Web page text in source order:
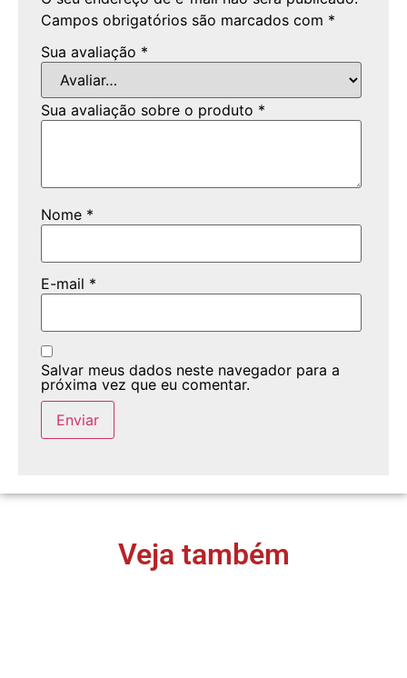
Campos obrigatórios são marcados com *
Sua avaliação *
Sua avaliação sobre o produto *
Nome *
E-mail *
Salvar meus dados neste navegador para a
próxima vez que eu comentar.
Veja também